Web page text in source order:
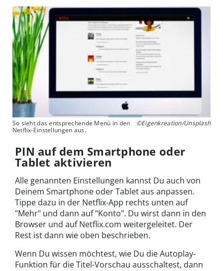
So sieht das entsprechende Menü in den
Netflix-Einstellungen aus.
©Eigenkreation/Unsplash
PIN auf dem Smartphone oder
Tablet aktivieren
Alle genannten Einstellungen kannst Du auch von
Deinem Smartphone oder Tablet aus anpassen.
Tippe dazu in der Netflix-App rechts unten auf
"Mehr" und dann auf "Konto". Du wirst dann in den
Browser und auf Netflix.com weitergeleitet. Der
Rest ist dann wie oben beschrieben.
Wenn Du wissen möchtest, wie Du die Autoplay-
Funktion für die Titel-Vorschau ausschaltest, dann